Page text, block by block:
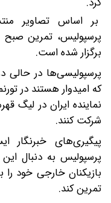
بر اساس تصاویر
پرسپولیس، تمرین صبح
برگزار شده است.
پرسپولیسی‌ها در حالی
که امیدوار هستند در
نماینده ایران در لیگ
شرکت کنند.
پیگیری‌های خبرنگار
پرسپولیس به دنبال
بازیکنان خارجی خود را
تمرین کند.